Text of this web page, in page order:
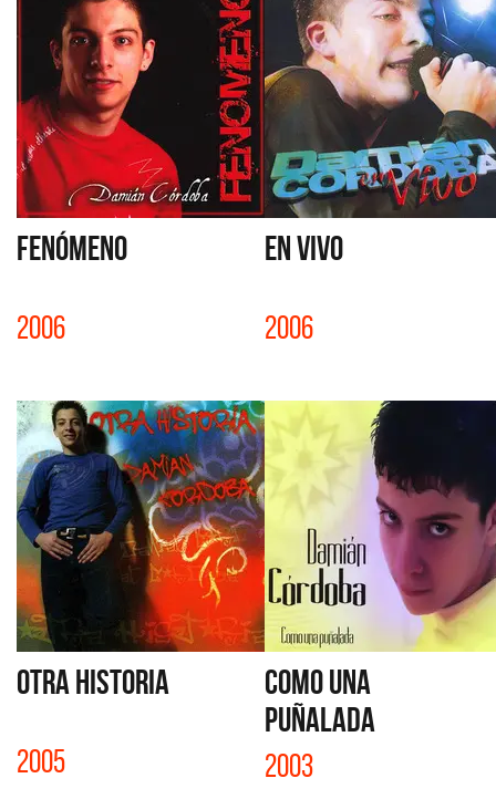
FENÓMENO
2006
EN VIVO
2006
OTRA HISTORIA
2005
COMO UNA
PUÑALADA
2003